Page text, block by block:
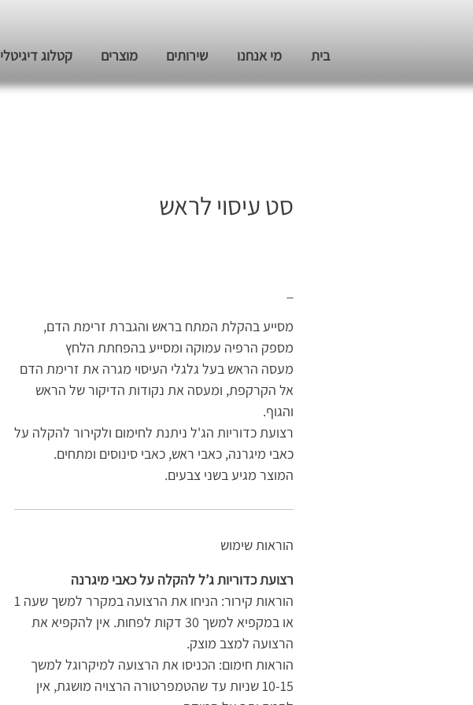
בית מי אנחנו שירותים מוצרים קטלוג דיגיטלי
סט עיסוי לראש
מסייע בהקלת המתח בראש והגברת זרימת הדם,
מספק הרפיה עמוקה ומסייע בהפחתת הלחץ
מעסה הראש בעל גלגלי העיסוי מגרה את זרימת הדם
אל הקרקפת, ומעסה את נקודות הדיקור של הראש
והגוף.
רצועת כדוריות הג'ל ניתנת לחימום ולקירור להקלה על
כאבי מיגרנה, כאבי ראש, כאבי סינוסים ומתחים.
המוצר מגיע בשני צבעים.
הוראות שימוש
רצועת כדוריות ג’ל להקלה על כאבי מיגרנה
הוראות קירור: הניחו את הרצועה במקרר למשך שעה 1
או במקפיא למשך 30 דקות לפחות. אין להקפיא את
הרצועה למצב מוצק.
הוראות חימום: הכניסו את הרצועה למיקרוגל למשך
10-15 שניות עד שהטמפרטורה הרצויה מושגת, אין